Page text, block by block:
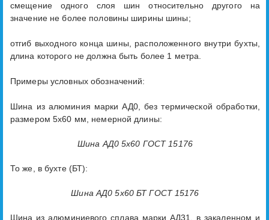
смещение одного слоя шин относительно другого на
значение не более половины ширины шины;
отгиб выходного конца шины, расположенного внутри бухты,
длина которого не должна быть более 1 метра.
Примеры условных обозначений:
Шина из алюминия марки АД0, без термической обработки,
размером 5х60 мм, немерной длины:
Шина АД0 5х60 ГОСТ 15176
То же, в бухте (БТ):
Шина АД0 5х60 БТ ГОСТ 15176
Шина из алюминиевого сплава марки АД31, в закаленном и